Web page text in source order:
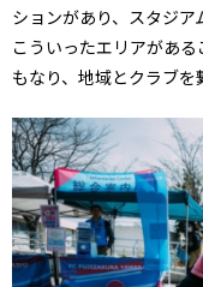
ションがあり、スタジア
こういったエリアがあ
もなり、地域とクラブを